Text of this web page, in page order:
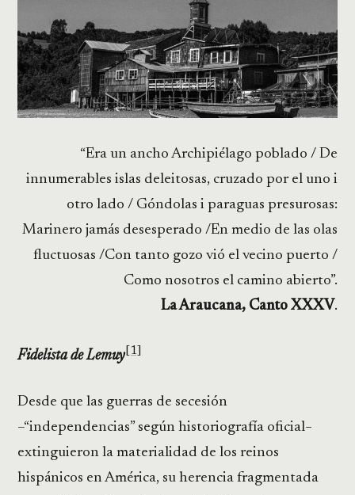
“Era un ancho Archipiélago poblado / De
innumerables islas deleitosas, cruzado por el uno i
otro lado / Góndolas i paraguas presurosas:
Marinero jamás desesperado /En medio de las olas
fluctuosas /Con tanto gozo vió el vecino puerto /
Como nosotros el camino abierto”.
La Araucana, Canto XXXV.
Fidelista de Lemuy[1]
Desde que las guerras de secesión
–“independencias” según historiografía oficial−
extinguieron la materialidad de los reinos
hispánicos en América, su herencia fragmentada